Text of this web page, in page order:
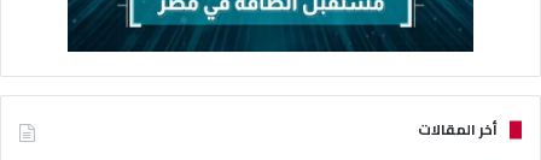
أخر المقالات